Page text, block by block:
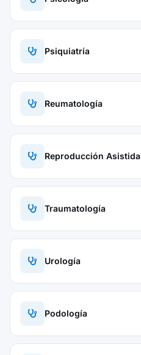
Psiquiatría
Reumatología
Reproducción Asistida
Traumatología
Urología
Podología